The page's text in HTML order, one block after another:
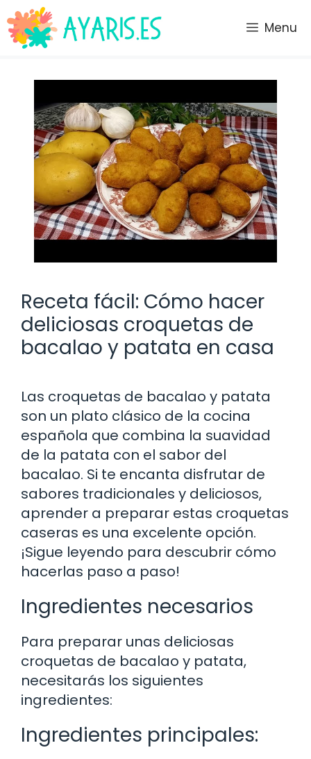
Saltar
al
contenido
Menu
Receta fácil: Cómo hacer
deliciosas croquetas de
bacalao y patata en casa
Las croquetas de bacalao y patata
son un plato clásico de la cocina
española que combina la suavidad
de la patata con el sabor del
bacalao. Si te encanta disfrutar de
sabores tradicionales y deliciosos,
aprender a preparar estas croquetas
caseras es una excelente opción.
¡Sigue leyendo para descubrir cómo
hacerlas paso a paso!
Ingredientes necesarios
Para preparar unas deliciosas
croquetas de bacalao y patata,
necesitarás los siguientes
ingredientes:
Ingredientes principales: